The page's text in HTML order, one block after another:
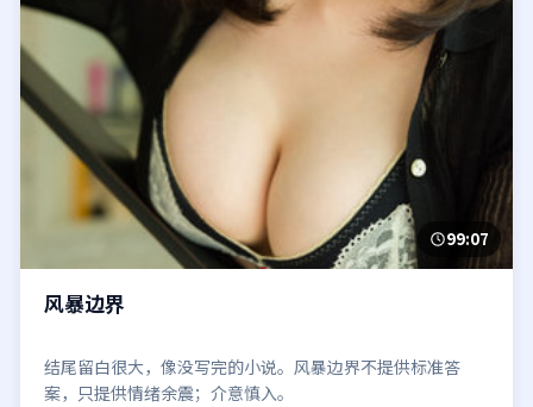
99:07
风暴边界
结尾留白很大，像没写完的小说。风暴边界不提供标准答
案，只提供情绪余震；介意慎入。